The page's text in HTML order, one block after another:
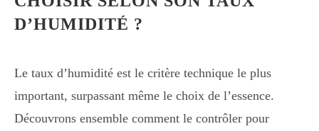
D’HUMIDITÉ ?
Le taux d’humidité est le critère technique le plus
important, surpassant même le choix de l’essence.
Découvrons ensemble comment le contrôler pour